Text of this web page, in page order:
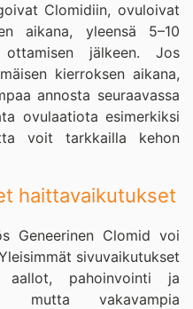
Clomidiin, ovuloivat
aikana, yleensä 5–10
jälkeen. Jos
kierroksen aikana,
annosta seuraavassa
ovulaatiota esimerkiksi
voit tarkkailla kehon
haittavaikutukset
Geneerinen Clomid voi
sivuvaikutukset
aallot, pahoinvointi ja
mutta vakavampia